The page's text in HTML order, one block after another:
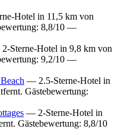
Hotel in 11,5 km von
8,8/10 —
Sterne-Hotel in 9,8 km von
9,2/10 —
— 2.5-Sterne-Hotel in
Gästebewertung:
— 2-Sterne-Hotel in
Gästebewertung: 8,8/10